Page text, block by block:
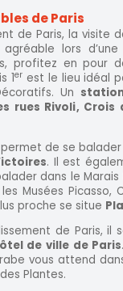
de Paris
de Paris, la visite
lors
profitez en pour
1erest le lieu idéal
Un
rues Rivoli,
de se balader
. Il est
dans le Marais
Musées Picasso,
proche se situe
de Paris, il
de ville de Paris
vous attend
Plantes.